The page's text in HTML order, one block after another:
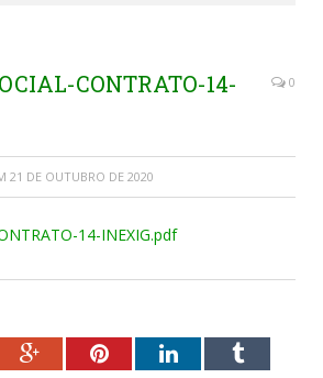
CONTRATO-14-
0
21 DE OUTUBRO DE 2020
14-INEXIG.pdf
Google+PinterestLinkedInTumblr